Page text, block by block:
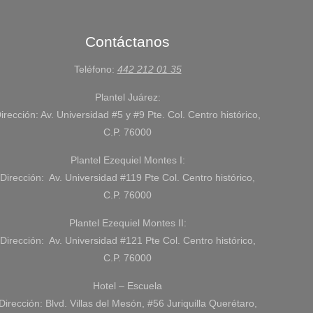
Contáctanos
Teléfono: 442 212 01 35
Plantel Juárez:
Av. Universidad #5 y #9 Pte. Col. Centro histórico,
C.P. 76000
Plantel Ezequiel Montes I:
Dirección: Av. Universidad #119 Pte Col. Centro histórico,
C.P. 76000
Plantel Ezequiel Montes II:
Dirección: Av. Universidad #121 Pte Col. Centro histórico,
C.P. 76000
Hotel – Escuela
Blvd. Villas del Mesón, #56 Juriquilla Querétaro,